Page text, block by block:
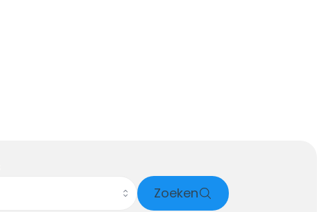
Zoeken